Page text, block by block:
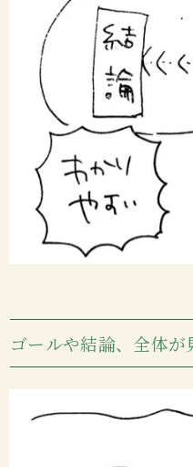
ゴールや結論、全体